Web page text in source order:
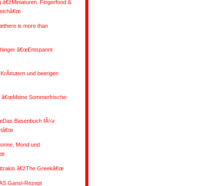
â€žMiniaturen. Fingerfood &
is more than
â€œEntspannt
und beerigen
â€œMeine Sommerfrische-
Basenbuch fÃ¼r
Mond und
â€žThe Greekâ€œ
Gansl-Rezept